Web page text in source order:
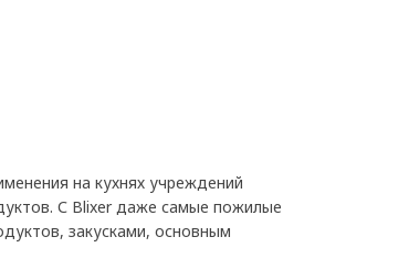
на кухнях учреждений
С Blixer даже самые пожилые
закусками, основным